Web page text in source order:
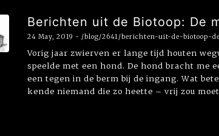
Berichten uit de Biotoop: De
24 May, 2019 - /blog/2641/berichten-uit-de-biotoop-
Vorig jaar zwierven er lange tijd houten
speelde met een hond. De hond bracht me
een tegen in de berm bij de ingang. Wat
kende niemand die zo heette – vrij zou